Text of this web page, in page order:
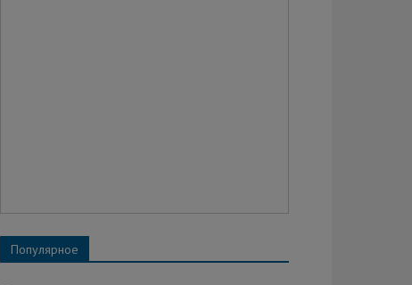
Популярное